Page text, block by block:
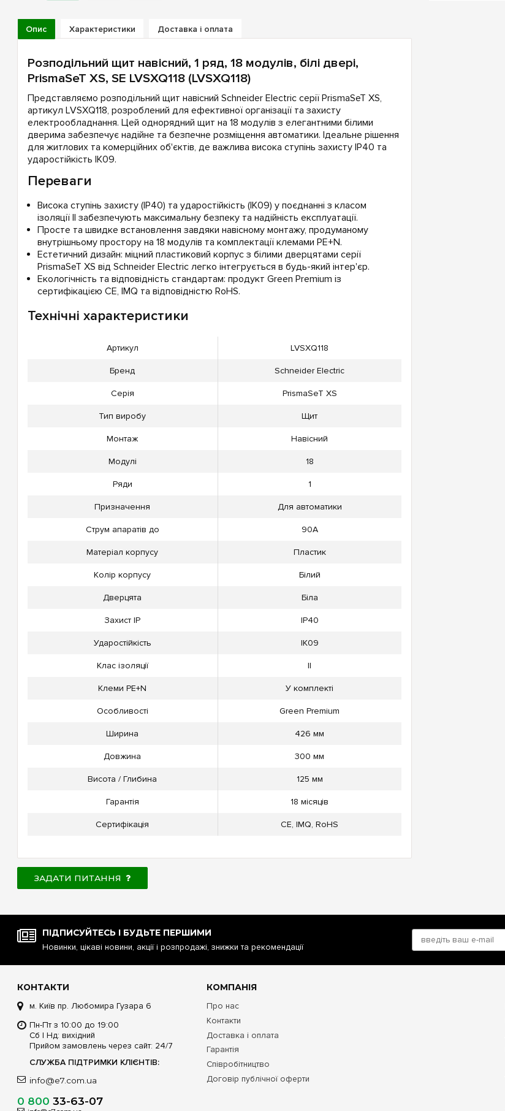
Опис Характеристики Доставка і оплата
Розподільний щит навісний, 1 ряд, 18 модулів, білі двері,
PrismaSeT XS, SE LVSXQ118 (LVSXQ118)
Представляємо розподільний щит навісний Schneider Electric серії PrismaSeT XS,
артикул LVSXQ118, розроблений для ефективної організації та захисту
електрообладнання. Цей однорядний щит на 18 модулів з елегантними білими
дверима забезпечує надійне та безпечне розміщення автоматики. Ідеальне рішення
для житлових та комерційних об'єктів, де важлива висока ступінь захисту IP40 та
ударостійкість IK09.
Переваги
Висока ступінь захисту (IP40) та ударостійкість (IK09) у поєднанні з класом
ізоляції II забезпечують максимальну безпеку та надійність експлуатації.
Просте та швидке встановлення завдяки навісному монтажу, продуманому
внутрішньому простору на 18 модулів та комплектації клемами PE+N.
Естетичний дизайн: міцний пластиковий корпус з білими дверцятами серії
PrismaSeT XS від Schneider Electric легко інтегрується в будь-який інтер'єр.
Екологічність та відповідність стандартам: продукт Green Premium із
сертифікацією CE, IMQ та відповідністю RoHS.
Технічні характеристики
Артикул LVSXQ118
Бренд Schneider Electric
Серія PrismaSeT XS
Тип виробу Щит
Монтаж Навісний
Модулі 18
Ряди 1
Призначення Для автоматики
Струм апаратів до 90А
Матеріал корпусу Пластик
Колір корпусу Білий
Дверцята Біла
Захист IP IP40
Ударостійкість IK09
Клас ізоляції II
Клеми PE+N У комплекті
Особливості Green Premium
Ширина 426 мм
Довжина 300 мм
Висота / Глибина 125 мм
Гарантія 18 місяців
Сертифікація CE, IMQ, RoHS
ЗАДАТИ ПИТАННЯ
ПІДПИСУЙТЕСЬ І БУДЬТЕ ПЕРШИМИ
Новинки, цікаві новини, акції і розпродажі, знижки та рекомендації
КОНТАКТИ
м. Київ пр. Любомира Гузара 6
Пн-Пт з 10:00 до 19:00
Сб | Нд: вихідний
Прийом замовлень через сайт: 24/7
СЛУЖБА ПІДТРИМКИ КЛІЄНТІВ:
info@e7.com.ua
0 800 33-63-07
КОМПАНІЯ
Про нас
Контакти
Доставка і оплата
Гарантія
Співробітництво
Договір публічної оферти